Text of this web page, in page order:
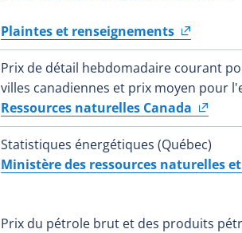
Plaintes et renseignements
Prix de détail hebdomadaire courant
villes canadiennes et prix moyen pour
Ressources naturelles Canada
Statistiques énergétiques (Québec)
Ministère des ressources naturelles
Prix du pétrole brut et des produits